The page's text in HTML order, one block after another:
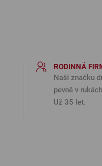
RODINNÁ
Naši značku
pevně v
Už 35 let.